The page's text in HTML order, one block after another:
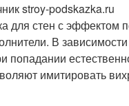
stroy-podskazka.ru
для стен с эффектом
В
имитировать